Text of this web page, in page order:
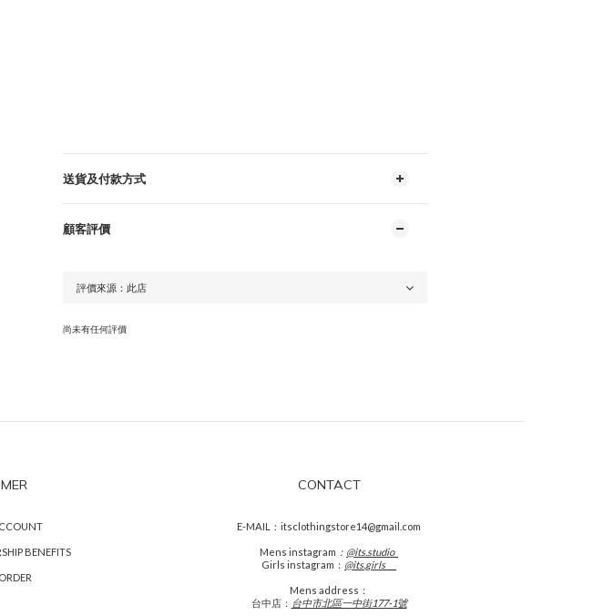
送貨及付款方式
顧客評價
尚未有任何評價
BENEFITS
CONTACT
E-MAIL：itsclothingstore14@gmail.com
Mens instagram ： @its.studio_
Girls instagram： @its.girls___
Mens address：
台中店： 台中市北區一中街177-1號